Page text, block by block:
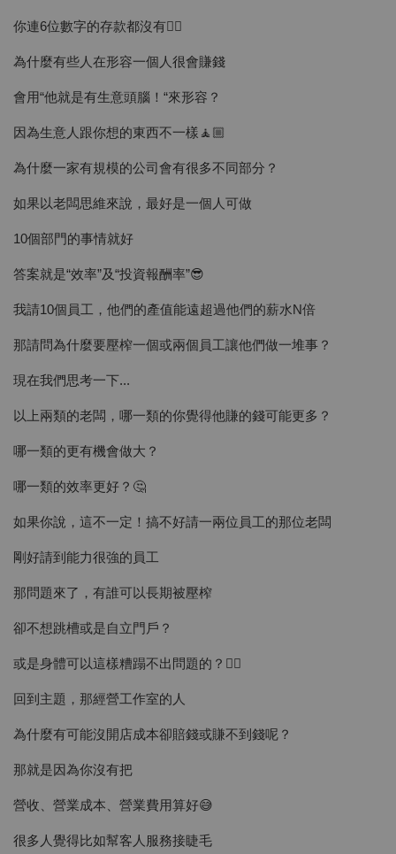
你連6位數字的存款都沒有🤷‍♀️
為什麼有些人在形容一個人很會賺錢
會用“他就是有生意頭腦！“來形容？
因為生意人跟你想的東西不一樣🧘🏼
為什麼一家有規模的公司會有很多不同部分？
如果以老闆思維來說，最好是一個人可做
10個部門的事情就好
答案就是“效率”及“投資報酬率”😎
我請10個員工，他們的產值能遠超過他們的薪水N倍
那請問為什麼要壓榨一個或兩個員工讓他們做一堆事？
現在我們思考一下...
以上兩類的老闆，哪一類的你覺得他賺的錢可能更多？
哪一類的更有機會做大？
哪一類的效率更好？🤔
如果你說，這不一定！搞不好請一兩位員工的那位老闆
剛好請到能力很強的員工
那問題來了，有誰可以長期被壓榨
卻不想跳槽或是自立門戶？
或是身體可以這樣糟蹋不出問題的？🤷‍♀️
回到主題，那經營工作室的人
為什麼有可能沒開店成本卻賠錢或賺不到錢呢？
那就是因為你沒有把
營收、營業成本、營業費用算好😅
很多人覺得比如幫客人服務接睫毛